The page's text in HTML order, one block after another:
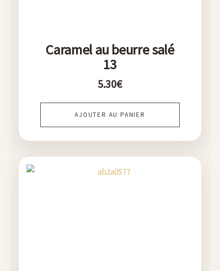
Caramel au beurre salé
13
5.30€
AJOUTER AU PANIER